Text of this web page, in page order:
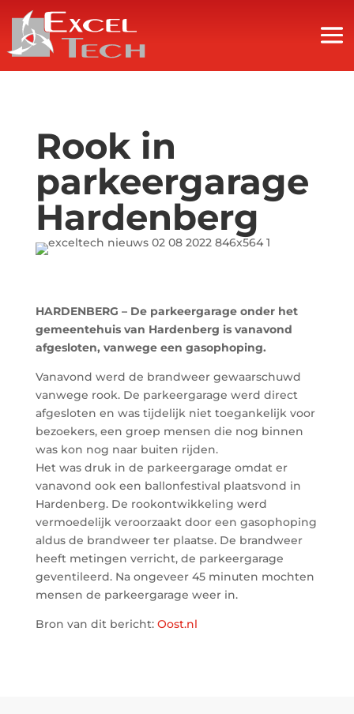
Rook in
parkeergarage
Hardenberg
HARDENBERG – De parkeergarage onder het
gemeentehuis van Hardenberg is vanavond
afgesloten, vanwege een gasophoping.
Vanavond werd de brandweer gewaarschuwd
vanwege rook. De parkeergarage werd direct
afgesloten en was tijdelijk niet toegankelijk voor
bezoekers, een groep mensen die nog binnen
was kon nog naar buiten rijden.
Het was druk in de parkeergarage omdat er
vanavond ook een ballonfestival plaatsvond in
Hardenberg. De rookontwikkeling werd
vermoedelijk veroorzaakt door een gasophoping
aldus de brandweer ter plaatse. De brandweer
heeft metingen verricht, de parkeergarage
geventileerd. Na ongeveer 45 minuten mochten
mensen de parkeergarage weer in.
Bron van dit bericht: Oost.nl